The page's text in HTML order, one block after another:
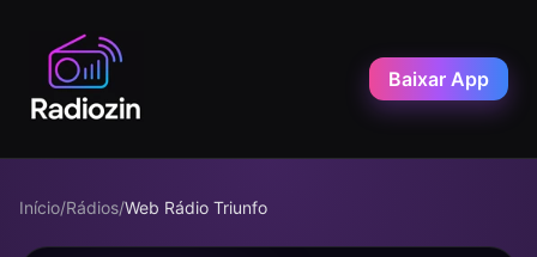
Baixar App
Início/Rádios/Web Rádio Triunfo